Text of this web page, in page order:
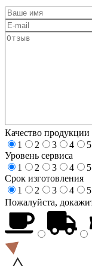
Качество продукции
1
2 3 4
5
Уровень сервиса
1
2 3 4
5
Срок изготовления
1
2 3 4
5
Пожалуйста,